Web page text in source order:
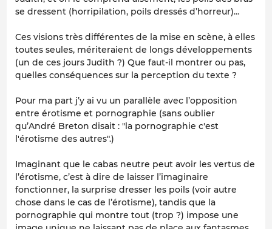
se dressent (horripilation, poils dressés d’horreur)…
Ces visions très différentes de la mise en scène, à elles
toutes seules, mériteraient de longs développements
(un de ces jours Judith ?) Que faut-il montrer ou pas,
quelles conséquences sur la perception du texte ?
Pour ma part j’y ai vu un parallèle avec l’opposition
entre érotisme et pornographie (sans oublier
qu’André Breton disait : "la pornographie c'est
l'érotisme des autres".)
Imaginant que le cabas neutre peut avoir les vertus de
l’érotisme, c’est à dire de laisser l’imaginaire
fonctionner, la surprise dresser les poils (voir autre
chose dans le cas de l’érotisme), tandis que la
pornographie qui montre tout (trop ?) impose une